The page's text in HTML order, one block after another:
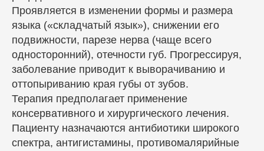
Проявляется в изменении формы и размера
языка («складчатый язык»), снижении его
подвижности, парезе нерва (чаще всего
односторонний), отечности губ. Прогрессируя,
заболевание приводит к выворачиванию и
оттопыриванию края губы от зубов.
Терапия предполагает применение
консервативного и хирургического лечения.
Пациенту назначаются антибиотики широкого
спектра, антигистамины, противомалярийные
Все процедуры проводятся по
фиксированной стоимости, которая
определяется после первичной
консультации и согласуется с пациентом
до начала лечения.
Отзывы наших клиентов